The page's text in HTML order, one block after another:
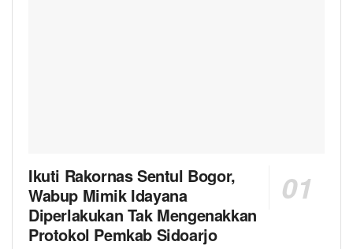
Ikuti Rakornas Sentul Bogor,
Wabup Mimik Idayana
Diperlakukan Tak Mengenakkan
Protokol Pemkab Sidoarjo